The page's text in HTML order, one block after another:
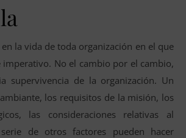
la vida de toda organización en el que
imperativo. No el cambio por el cambio,
supervivencia de la organización. Un
los requisitos de la misión, los
las consideraciones relativas al
de otros factores pueden hacer